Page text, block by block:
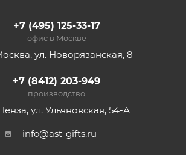
+7 (495) 125-33-17
офис в Москве
ул. Новорязанская, 8
+7 (8412) 203-949
производство
ул. Ульяновская, 54-А
info@ast-gifts.ru